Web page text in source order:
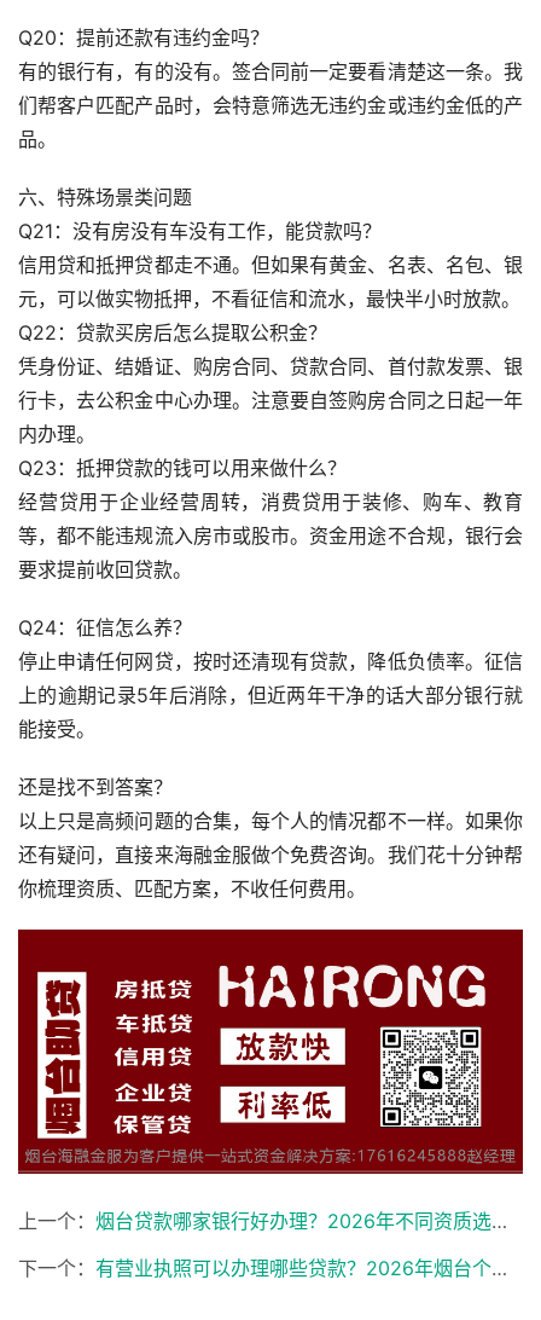
Q20：提前还款有违约金吗？
有的银行有，有的没有。签合同前一定要看清楚这一条。我
们帮客户匹配产品时，会特意筛选无违约金或违约金低的产
品。
六、特殊场景类问题
Q21：没有房没有车没有工作，能贷款吗？
信用贷和抵押贷都走不通。但如果有黄金、名表、名包、银
元，可以做实物抵押，不看征信和流水，最快半小时放款。
Q22：贷款买房后怎么提取公积金？
凭身份证、结婚证、购房合同、贷款合同、首付款发票、银
行卡，去公积金中心办理。注意要自签购房合同之日起一年
内办理。
Q23：抵押贷款的钱可以用来做什么？
经营贷用于企业经营周转，消费贷用于装修、购车、教育
等，都不能违规流入房市或股市。资金用途不合规，银行会
要求提前收回贷款。
Q24：征信怎么养？
停止申请任何网贷，按时还清现有贷款，降低负债率。征信
上的逾期记录5年后消除，但近两年干净的话大部分银行就
能接受。
还是找不到答案？
以上只是高频问题的合集，每个人的情况都不一样。如果你
还有疑问，直接来海融金服做个免费咨询。我们花十分钟帮
你梳理资质、匹配方案，不收任何费用。
上一个： 烟台贷款哪家银行好办理？2026年不同资质选银行全攻略
下一个： 有营业执照可以办理哪些贷款？2026年烟台个体户小微企业融资全攻略